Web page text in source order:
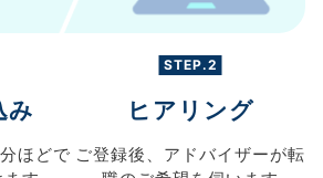
み
ほどで
STEP.2
ヒアリング
ご登録後、 アドバイザーが転